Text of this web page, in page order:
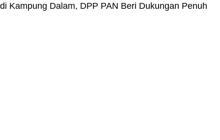
di Kampung Dalam, DPP PAN Beri Dukungan Penuh